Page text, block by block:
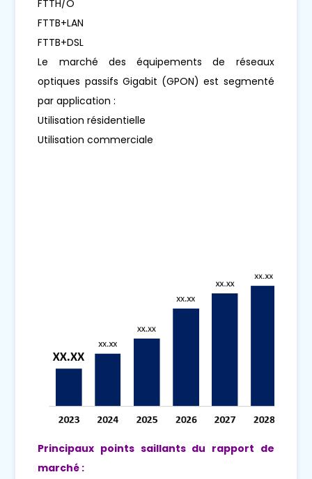
FTTH/O
FTTB+LAN
FTTB+DSL
Le marché des équipements de réseaux
optiques passifs Gigabit (GPON) est segmenté
par application :
Utilisation résidentielle
Utilisation commerciale
Principaux points saillants du rapport de
marché :